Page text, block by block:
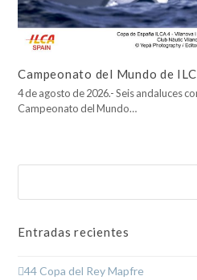
Campeonato del Mundo de
4 de agosto de 2026.- Seis andaluces
Campeonato del Mundo…
Entradas recientes
44 Copa del Rey Mapfre